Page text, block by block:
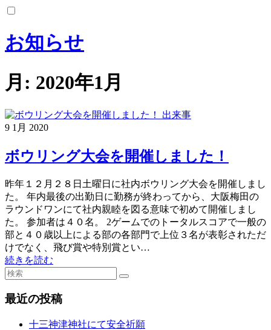
コ
テ
ン
へ
ス
ッ
プ
お知らせ
月: 2020年1月
出来事
9 1月 2020
ボウリング大会を開催しました！
昨年１２月２８日土曜日に社内ボウリング大会を開催しまし
た。 年内最後の出勤日に勤務が終わってから、大阪梅田の
ラウンドワンにて社内親睦を図る意味で初めて開催しまし
た。 参加者は４０名。 2ゲームでのトータルスコアで一般の
部と４０歳以上による部の各部門で上位３名が表彰されただ
けでなく、飛び賞や特別賞とい…
続きを読む
最近の投稿
十三神津神社にて安全祈願